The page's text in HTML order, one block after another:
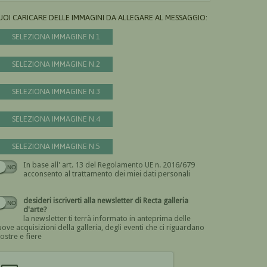
CARICARE DELLE IMMAGINI DA ALLEGARE AL MESSAGGIO:
SELEZIONA IMMAGINE N.1
SELEZIONA IMMAGINE N.2
SELEZIONA IMMAGINE N.3
SELEZIONA IMMAGINE N.4
SELEZIONA IMMAGINE N.5
In base all' art. 13 del Regolamento UE n. 2016/679
acconsento al trattamento dei miei dati personali
Devi dare il consenso
desideri iscriverti alla newsletter di Recta galleria
d'arte?
la newsletter ti terrà informato in anteprima delle
acquisizioni della galleria, degli eventi che ci riguardano
e fiere